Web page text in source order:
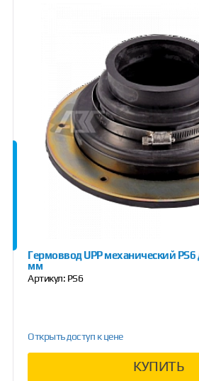
Гермоввод UPP механический
мм
Артикул: PS6
Открыть доступ к цене
КУПИТЬ